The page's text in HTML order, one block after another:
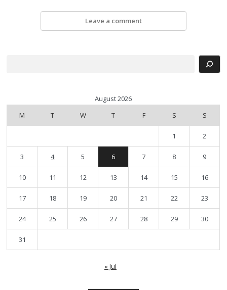
Leave a comment
August 2026
M
T W T F S S
1 2
3 4 5 6 7 8 9
10 11 12 13 14 15 16
17 18 19 20 21 22 23
24 25 26 27 28 29 30
31
« Jul